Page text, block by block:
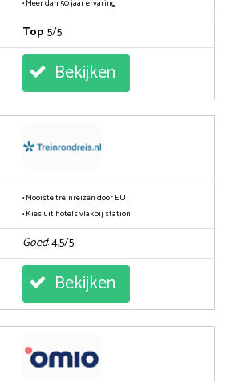
• Meer dan 50 jaar ervaring
Top: 5/5
Bekijken
• Mooiste treinreizen door EU
• Kies uit hotels vlakbij station
Goed: 4,5/5
Bekijken